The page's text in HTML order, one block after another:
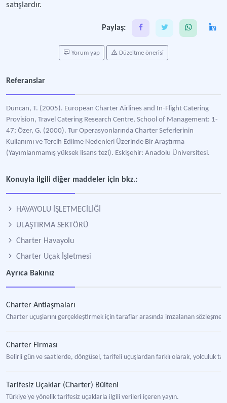
satışlardır.
Paylaş:
Yorum yap Düzeltme önerisi
Referanslar
Duncan, T. (2005). European Charter Airlines and In-Flight Catering
Provision, Travel Catering Research Centre, School of Management: 1-
47; Özer, G. (2000). Tur Operasyonlarında Charter Seferlerinin
Kullanımı ve Tercih Edilme Nedenleri Üzerinde Bir Araştırma
(Yayımlanmamış yüksek lisans tezi). Eskişehir: Anadolu Üniversitesi.
Konuyla ilgili diğer maddeler için bkz.:
HAVAYOLU İŞLETMECİLİĞİ
ULAŞTIRMA SEKTÖRÜ
Charter Havayolu
Charter Uçak İşletmesi
Ayrıca Bakınız
Charter Antlaşmaları
Charter uçuşlarını gerçekleştirmek için taraflar arasında imzalanan
Charter Firması
Belirli gün ve saatlerde, döngüsel, tarifeli uçuşlardan farklı olarak, yolculuk
Tarifesiz Uçaklar (Charter) Bülteni
Türkiye'ye yönelik tarifesiz uçaklarla ilgili verileri içeren yayın.